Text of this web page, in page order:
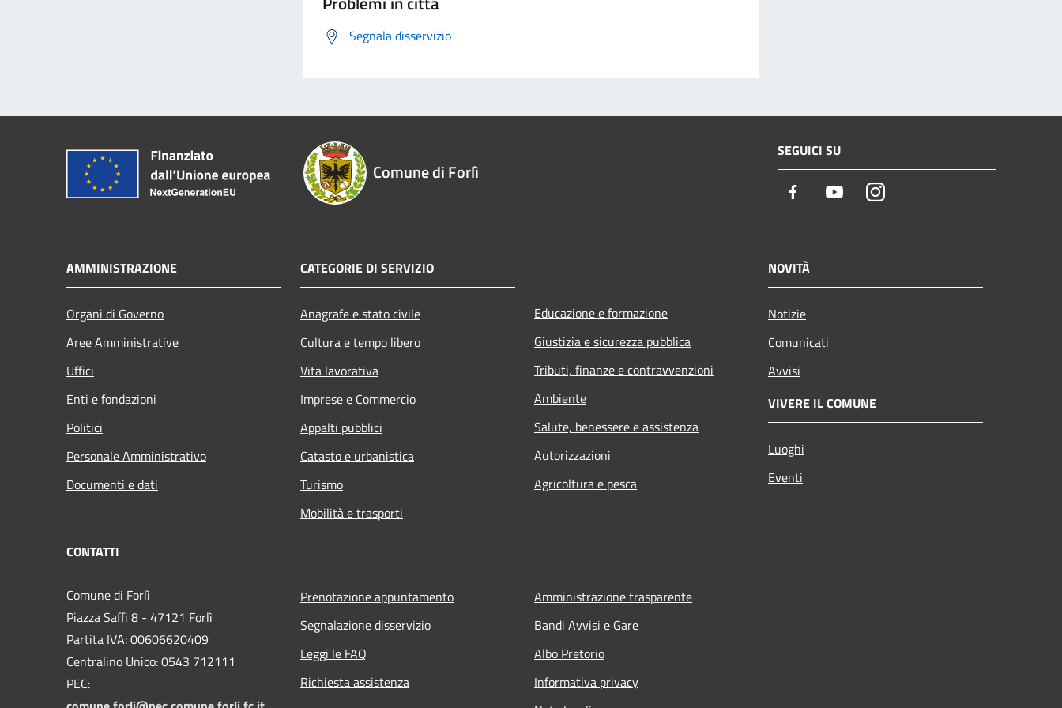
Segnala disservizio
Comune di Forlì
SEGUICI SU
Facebook YoutubeInstagram
AMMINISTRAZIONE
Organi di Governo
Aree Amministrative
Uffici
Enti e fondazioni
Politici
Personale Amministrativo
Documenti e dati
CATEGORIE DI SERVIZIO
Anagrafe e stato civile
Cultura e tempo libero
Vita lavorativa
Imprese e Commercio
Appalti pubblici
Catasto e urbanistica
Turismo
Mobilità e trasporti
Educazione e formazione
Giustizia e sicurezza pubblica
Tributi, finanze e contravvenzioni
Ambiente
Salute, benessere e assistenza
Autorizzazioni
Agricoltura e pesca
NOVITÀ
Notizie
Comunicati
Avvisi
VIVERE IL COMUNE
Luoghi
Eventi
CONTATTI
Comune di Forlì
Piazza Saffi 8 - 47121 Forlì
Partita IVA: 00606620409
Centralino Unico: 0543 712111
PEC:
Prenotazione appuntamento
Segnalazione disservizio
Leggi le FAQ
Richiesta assistenza
Amministrazione trasparente
Bandi Avvisi e Gare
Albo Pretorio
Informativa privacy